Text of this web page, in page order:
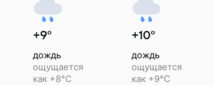
+9°
дождь
ощущается
как +8°C
+10°
дождь
ощущается
как +9°C